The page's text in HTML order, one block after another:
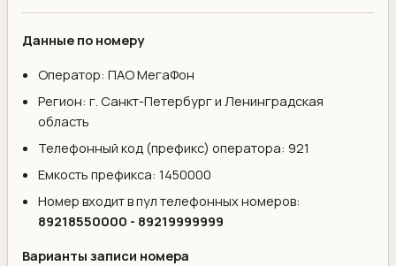
Данные по номеру
Оператор: ПАО МегаФон
Регион: г. Санкт-Петербург и Ленинградская
область
Телефонный код (префикс) оператора: 921
Емкость префикса: 1450000
Номер входит в пул телефонных номеров:
89218550000 - 89219999999
Варианты записи номера